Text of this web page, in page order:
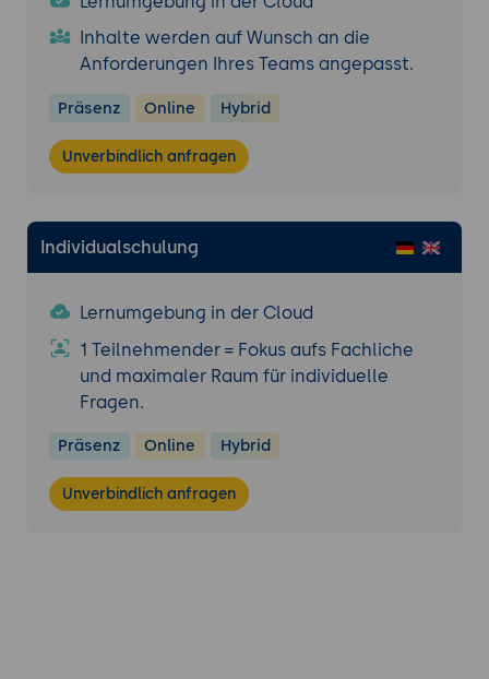
Inhalte werden auf Wunsch an die
Anforderungen Ihres Teams angepasst.
Präsenz Online Hybrid
Unverbindlich anfragen
Individualschulung
Lernumgebung in der Cloud
1 Teilnehmender = Fokus aufs Fachliche
und maximaler Raum für individuelle
Fragen.
Präsenz Online Hybrid
Unverbindlich anfragen